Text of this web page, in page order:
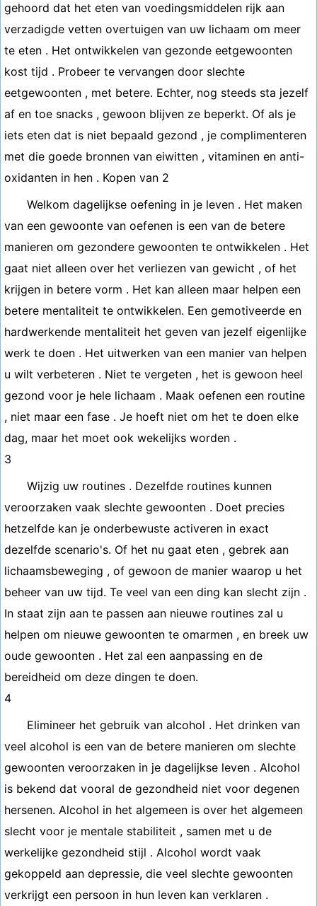
gehoord dat het eten van voedingsmiddelen rijk aan
verzadigde vetten overtuigen van uw lichaam om meer
te eten . Het ontwikkelen van gezonde eetgewoonten
kost tijd . Probeer te vervangen door slechte
eetgewoonten , met betere. Echter, nog steeds sta jezelf
af en toe snacks , gewoon blijven ze beperkt. Of als je
iets eten dat is niet bepaald gezond , je complimenteren
met die goede bronnen van eiwitten , vitaminen en anti-
oxidanten in hen . Kopen van 2
Welkom dagelijkse oefening in je leven . Het maken
van een gewoonte van oefenen is een van de betere
manieren om gezondere gewoonten te ontwikkelen . Het
gaat niet alleen over het verliezen van gewicht , of het
krijgen in betere vorm . Het kan alleen maar helpen een
betere mentaliteit te ontwikkelen. Een gemotiveerde en
hardwerkende mentaliteit het geven van jezelf eigenlijke
werk te doen . Het uitwerken van een manier van helpen
u wilt verbeteren . Niet te vergeten , het is gewoon heel
gezond voor je hele lichaam . Maak oefenen een routine
, niet maar een fase . Je hoeft niet om het te doen elke
dag, maar het moet ook wekelijks worden .
3
Wijzig uw routines . Dezelfde routines kunnen
veroorzaken vaak slechte gewoonten . Doet precies
hetzelfde kan je onderbewuste activeren in exact
dezelfde scenario's. Of het nu gaat eten , gebrek aan
lichaamsbeweging , of gewoon de manier waarop u het
beheer van uw tijd. Te veel van een ding kan slecht zijn .
In staat zijn aan te passen aan nieuwe routines zal u
helpen om nieuwe gewoonten te omarmen , en breek uw
oude gewoonten . Het zal een aanpassing en de
bereidheid om deze dingen te doen.
4
Elimineer het gebruik van alcohol . Het drinken van
veel alcohol is een van de betere manieren om slechte
gewoonten veroorzaken in je dagelijkse leven . Alcohol
is bekend dat vooral de gezondheid niet voor degenen
hersenen. Alcohol in het algemeen is over het algemeen
slecht voor je mentale stabiliteit , samen met u de
werkelijke gezondheid stijl . Alcohol wordt vaak
gekoppeld aan depressie, die veel slechte gewoonten
verkrijgt een persoon in hun leven kan verklaren .